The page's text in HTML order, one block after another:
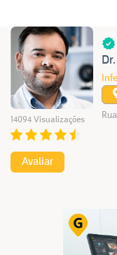
14094 Visualizações
Avaliar